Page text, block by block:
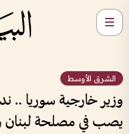
الشرق الأوسط
وزير خارجية سوريا ..
يصب في مصلحة لبنان